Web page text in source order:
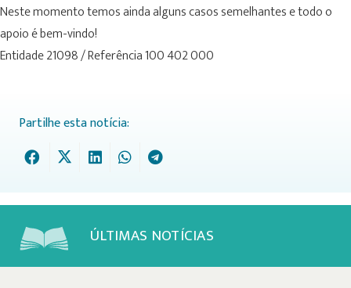
Neste momento temos ainda alguns casos semelhantes e todo o
apoio é bem-vindo!
Entidade 21098 / Referência 100 402 000
Partilhe esta notícia:
ÚLTIMAS NOTÍCIAS